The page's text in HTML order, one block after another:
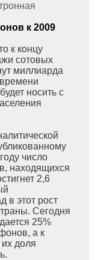
к 2009
к концу
сотовых
миллиарда
носить с
число
находящихся
2,6
в этот рост
Сегодня
25%
а к
их доля